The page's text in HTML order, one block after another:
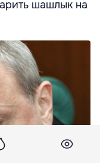
шашлык на